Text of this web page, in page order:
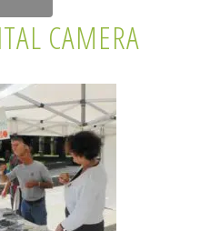
CAMERA